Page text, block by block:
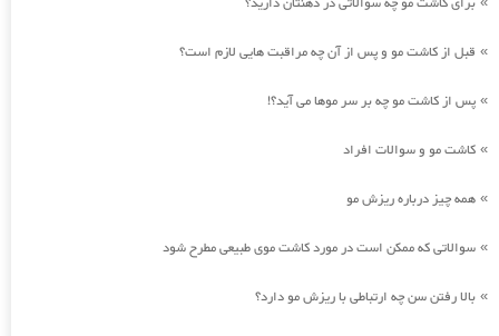
» قبل از کاشت مو و پس از آن چه مراقبت هایی لازم است؟
» پس از کاشت مو چه بر سر موها می آید؟!
» کاشت مو و سوالات افراد
» همه چیز درباره ریزش مو
» سوالاتی که ممکن است در مورد کاشت موی طبیعی مطرح شود
» بالا رفتن سن چه ارتباطی با ریزش مو دارد؟